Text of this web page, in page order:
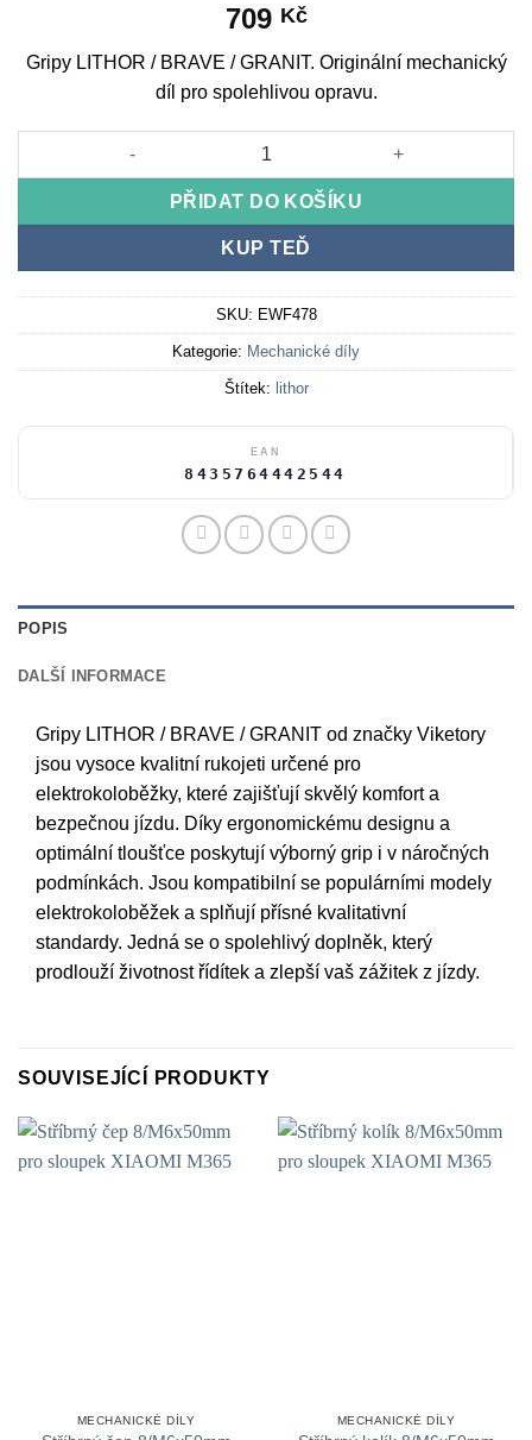
709 Kč
Gripy LITHOR / BRAVE / GRANIT. Originální mechanický
díl pro spolehlivou opravu.
Grips LITHOR / BRAVE / GRANIT množství
PŘIDAT DO KOŠÍKU
KUP TEĎ
SKU: EWF478
Kategorie: Mechanické díly
Štítek: lithor
EAN
8435764442544
POPIS
DALŠÍ INFORMACE
Gripy LITHOR / BRAVE / GRANIT od značky Viketory
jsou vysoce kvalitní rukojeti určené pro
elektrokoloběžky, které zajišťují skvělý komfort a
bezpečnou jízdu. Díky ergonomickému designu a
optimální tloušťce poskytují výborný grip i v náročných
podmínkách. Jsou kompatibilní se populárními modely
elektrokoloběžek a splňují přísné kvalitativní
standardy. Jedná se o spolehlivý doplněk, který
prodlouží životnost řídítek a zlepší vaš zážitek z jízdy.
SOUVISEJÍCÍ PRODUKTY
MECHANICKÉ DÍLY MECHANICKÉ DÍLY